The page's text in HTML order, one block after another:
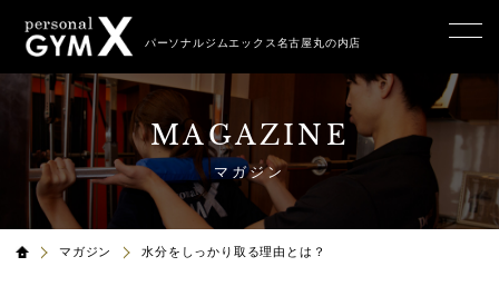
パーソナルジムエックス名古屋丸の内店
MAGAZINE
マガジン
マガジン 水分をしっかり取る理由とは？